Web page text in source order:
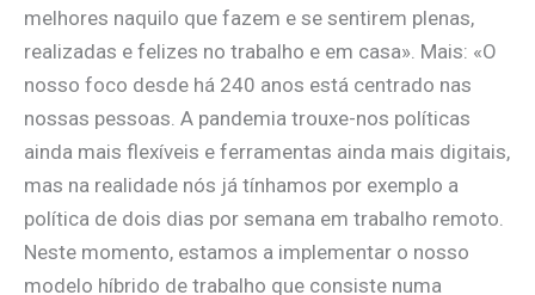
melhores naquilo que fazem e se sentirem plenas,
realizadas e felizes no trabalho e em casa». Mais: «O
nosso foco desde há 240 anos está centrado nas
nossas pessoas. A pandemia trouxe-nos políticas
ainda mais flexíveis e ferramentas ainda mais digitais,
mas na realidade nós já tínhamos por exemplo a
política de dois dias por semana em trabalho remoto.
Neste momento, estamos a implementar o nosso
modelo híbrido de trabalho que consiste numa